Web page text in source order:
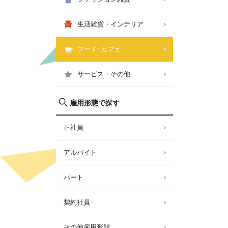
生活雑貨・インテリア
フード･カフェ
サービス・その他
雇用形態で探す
正社員
アルバイト
パート
契約社員